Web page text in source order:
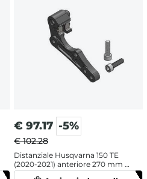
€ 97.17 -5%
€ 102.28
Distanziale Husqvarna 150 TE
(2020-2021) anteriore 270 mm -
Moto Master